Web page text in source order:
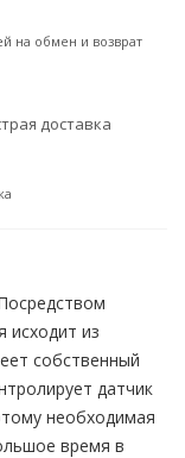
на обмен и возврат
исходит из
собственный
датчик
необходимая
время в